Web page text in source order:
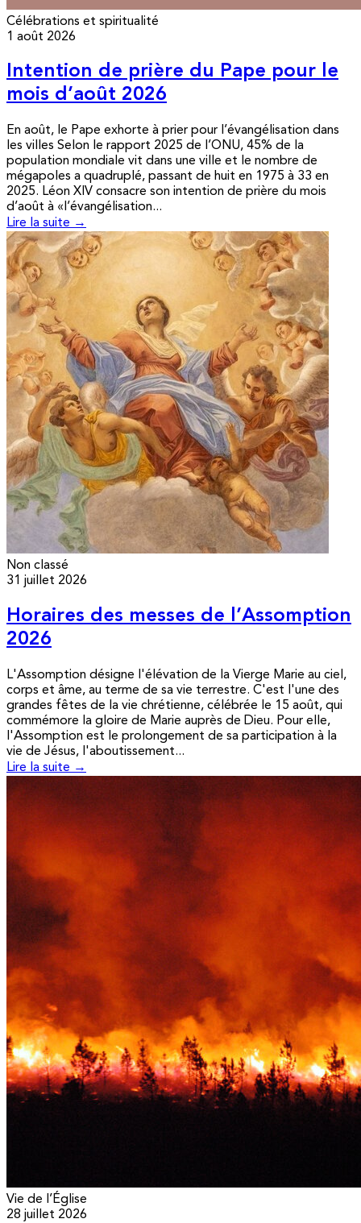
Célébrations et spiritualité
1 août 2026
Intention de prière du Pape pour le
mois d’août 2026
En août, le Pape exhorte à prier pour l’évangélisation dans
les villes Selon le rapport 2025 de l’ONU, 45% de la
population mondiale vit dans une ville et le nombre de
mégapoles a quadruplé, passant de huit en 1975 à 33 en
2025. Léon XIV consacre son intention de prière du mois
d’août à «l’évangélisation...
Lire la suite →
Non classé
31 juillet 2026
Horaires des messes de l’Assomption
2026
L'Assomption désigne l'élévation de la Vierge Marie au ciel,
corps et âme, au terme de sa vie terrestre. C'est l'une des
grandes fêtes de la vie chrétienne, célébrée le 15 août, qui
commémore la gloire de Marie auprès de Dieu. Pour elle,
l'Assomption est le prolongement de sa participation à la
vie de Jésus, l'aboutissement...
Lire la suite →
Vie de l’Église
28 juillet 2026